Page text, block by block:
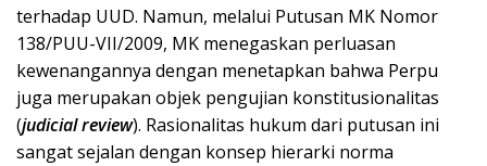
terhadap UUD. Namun, melalui Putusan MK Nomor
138/PUU-VII/2009, MK menegaskan perluasan
kewenangannya dengan menetapkan bahwa Perpu
juga merupakan objek pengujian konstitusionalitas
(judicial review). Rasionalitas hukum dari putusan ini
sangat sejalan dengan konsep hierarki norma